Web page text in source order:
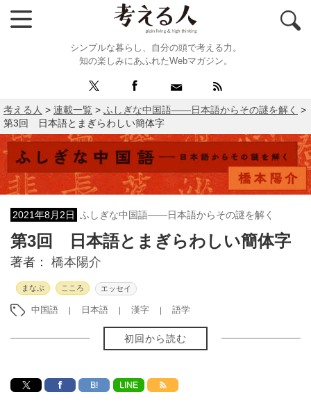
シンプルな暮らし、自分の頭で考える力。
知の楽しみにあふれたWebマガジン。
考える人 > 連載一覧 > ふしぎな中国語――日本語からその謎を解く >
第3回 日本語とまぎらわしい簡体字
2021年8月2日 ふしぎな中国語――日本語からその謎を解く
第3回 日本語とまぎらわしい簡体字
著者： 橋本陽介
まなぶ こころ エッセイ
中国語 日本語 漢字 語学
初回から読む
B! LINE